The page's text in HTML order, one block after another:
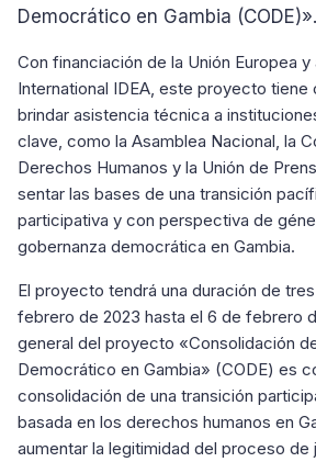
Democrático en Gambia (CODE)».
Con financiación de la Unión Europea
International IDEA, este proyecto
brindar asistencia técnica a
clave, como la Asamblea Nacional, la
Derechos Humanos y la Unión de
sentar las bases de una transición
participativa y con perspectiva de
gobernanza democrática en Gambia.
El proyecto tendrá una duración de
febrero de 2023 hasta el 6 de febrero
general del proyecto «Consolidación
Democrático en Gambia» (CODE) es
consolidación de una transición
basada en los derechos humanos en
aumentar la legitimidad del proceso de